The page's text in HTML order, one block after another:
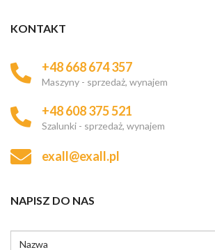
KONTAKT
+48 668 674 357
Maszyny - sprzedaż, wynajem
+48 608 375 521
Szalunki - sprzedaż, wynajem
exall@exall.pl
NAPISZ DO NAS